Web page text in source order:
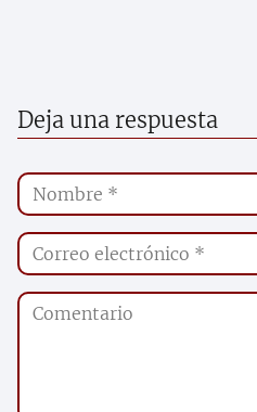
Deja una respuesta